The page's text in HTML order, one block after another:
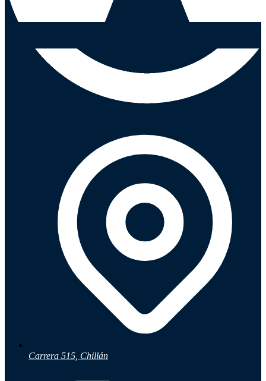
Carrera 515, Chillán